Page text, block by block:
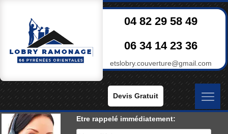
04 82 29 58 49
06 34 14 23 36
etslobry.couverture@gmail.com
Devis Gratuit
Etre rappelé immédiatement: